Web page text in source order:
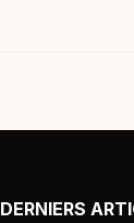
DERNIERS